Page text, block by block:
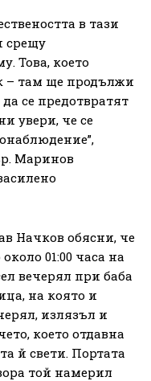
в тази
срещу
Това, което
– там ще продължи
се предотвратят
увери, че се
Маринов
Начков обясни, че
01:00 часа на
вечерял при баба
на която и
излязъл и
което отдавна
й свети. Портата
той намерил